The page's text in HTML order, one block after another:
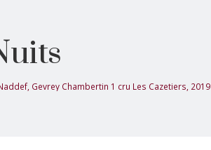
Gevrey Chambertin 1 cru Les Cazetiers, 2019